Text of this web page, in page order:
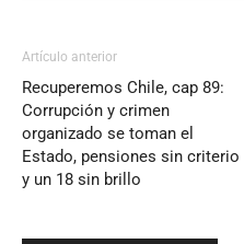
Artículo anterior
Recuperemos Chile, cap 89:
Corrupción y crimen
organizado se toman el
Estado, pensiones sin criterio
y un 18 sin brillo